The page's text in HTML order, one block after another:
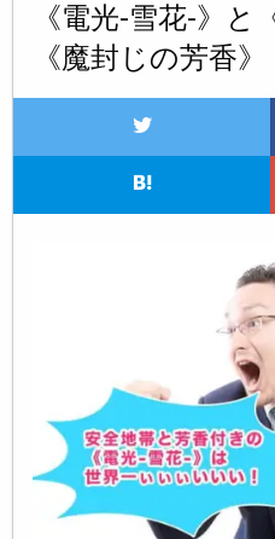
《電光-雪花-》と
《魔封じの芳香》